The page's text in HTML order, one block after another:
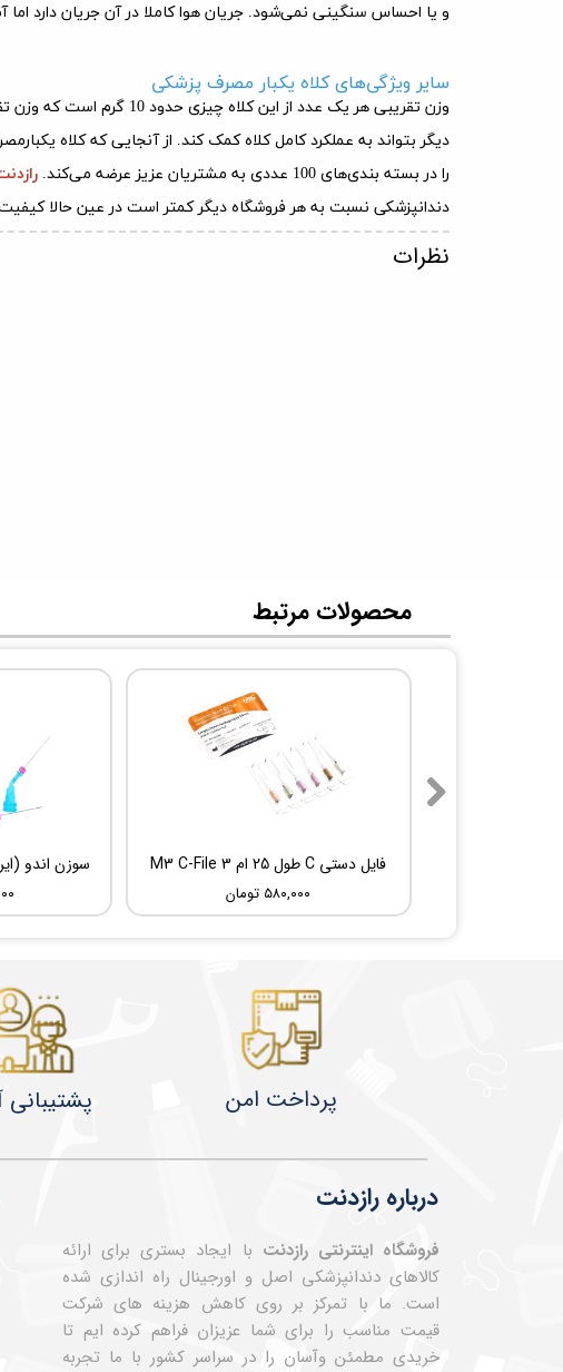
و یا احساس سنگینی نمی‌شود. جریان هوا کاملا در آن جریان دارد اما
سایر ویژگی‌های کلاه یکبار مصرف پزشکی
وزن تقریبی هر یک عدد از این کلاه چیزی حدود 10 گرم است که وزن تقریبا ناچیزی به حساب می‌آید. از دو ردیف کش در دوخت آن استفاده شده تا حتی اگر یکی از کش‌ها از محل خود در رفت کش
دیگر بتواند به عملکرد کامل کلاه کمک کند. از آنجایی که کلاه
را در بسته بندی‌های 100 عددی به مشتریان عزیز عرضه می‌کند.
دندانپزشکی نسبت به هر فروشگاه دیگر کمتر است در عین حالا
نظرات
فایل دستی C طول 25 ام 3 M3 C-File
۵۸۰,۰۰۰ تومان
​محصولات مرتبط
درباره رازدنت
فروشگاه اینترنتی رازدنت با ایجاد بستری برای ارائه
کالاهای دندانپزشکی اصل و اورجینال راه اندازی شده
است. ما با تمرکز بر روی کاهش هزینه های شرکت
قیمت مناسب را برای شما عزیزان فراهم کرده ایم تا
خریدی مطمئن وآسان را در سراسر کشور با ما تجربه
پشتیبانی پرداخت امن